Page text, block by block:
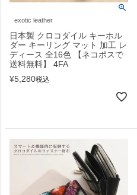
exotic leather
日本製 クロコダイル キーホル
ダー キーリング マット 加工 レ
ディース 全16色 【ネコポスで
送料無料】 4FA
¥5,280税込